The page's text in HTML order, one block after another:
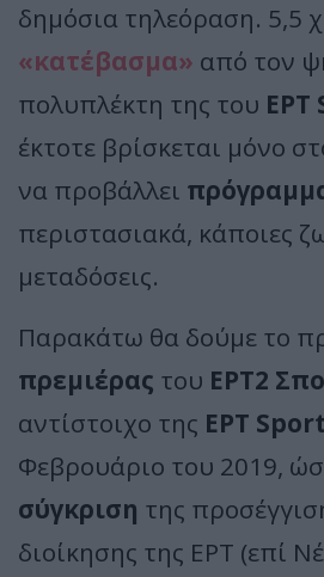
δημόσια τηλεόραση. 5,5
«κατέβασμα» από τον
πολυπλέκτη της του ΕΡΤ
έκτοτε βρίσκεται μόνο
να προβάλλει
περιστασιακά, κάποιες
μεταδόσεις.
Παρακάτω θα δούμε το
πρεμιέρας του ΕΡΤ2
αντίστοιχο της ΕΡΤ
Φεβρουάριο του 2019,
σύγκριση της
διοίκησης της ΕΡΤ (επί